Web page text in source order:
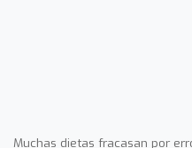
Muchas dietas fracasan por